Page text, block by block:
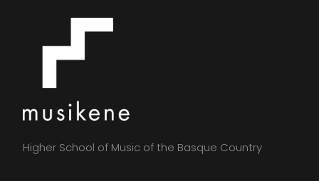
Higher School of Music of the Basque Country